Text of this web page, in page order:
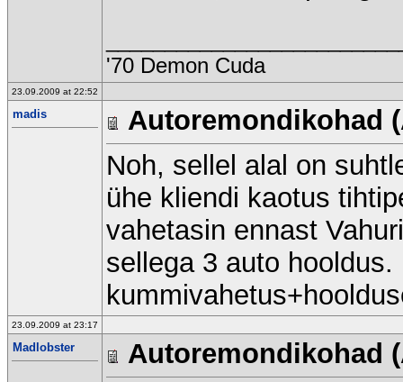
'70 Demon Cuda
23.09.2009 at 22:52
madis
Autoremondikohad
Noh, sellel alal on
ühe kliendi kaotus
vahetasin ennast
sellega 3 auto
23.09.2009 at 23:17
Madlobster
Autoremondikohad